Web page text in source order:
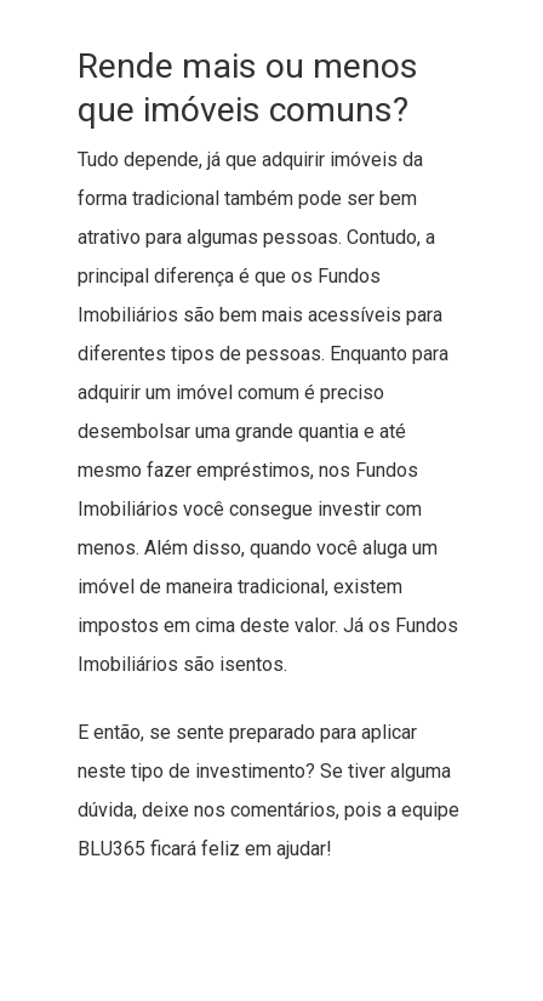
Rende mais ou menos
que imóveis comuns?
Tudo depende, já que adquirir imóveis da
forma tradicional também pode ser bem
atrativo para algumas pessoas. Contudo, a
principal diferença é que os Fundos
Imobiliários são bem mais acessíveis para
diferentes tipos de pessoas. Enquanto para
adquirir um imóvel comum é preciso
desembolsar uma grande quantia e até
mesmo fazer empréstimos, nos Fundos
Imobiliários você consegue investir com
menos. Além disso, quando você aluga um
imóvel de maneira tradicional, existem
impostos em cima deste valor. Já os Fundos
Imobiliários são isentos.
E então, se sente preparado para aplicar
neste tipo de investimento? Se tiver alguma
dúvida, deixe nos comentários, pois a equipe
BLU365 ficará feliz em ajudar!